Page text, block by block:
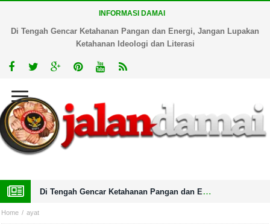
INFORMASI DAMAI
Di Tengah Gencar Ketahanan Pangan dan Energi, Jangan Lupakan
Ketahanan Ideologi dan Literasi
Di Tengah Gencar Ketahanan Pangan dan Energi, Jangan Lupakan Ketahanan Ideologi dan Literasi
Home ayat